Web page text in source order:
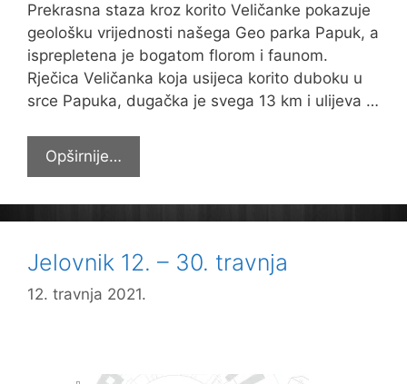
Prekrasna staza kroz korito Veličanke pokazuje
geološku vrijednosti našega Geo parka Papuk, a
isprepletena je bogatom florom i faunom.
Rječica Veličanka koja usijeca korito duboku u
srce Papuka, dugačka je svega 13 km i ulijeva …
Opširnije…
na
izvoru
Veličanke
Jelovnik 12. – 30. travnja
12. travnja 2021.